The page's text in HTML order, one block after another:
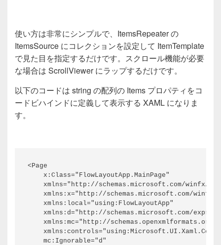
使い方は非常にシンプルで、ItemsRepeater の
ItemsSource にコレクションを設定して ItemTemplate
で見た目を指定するだけです。スクロール機能が必要
な場合は ScrollViewer にラップするだけです。
以下のコードは string の配列の Items プロパティをコ
ードビハインドに定義して表示する XAML になりま
す。
<Page
    x:Class="FlowLayoutApp.MainPage"
xmlns="http://schemas.microsoft.com/winfx/
xmlns:x="http://schemas.microsoft.com/winfx/
    xmlns:local="using:FlowLayoutApp"
xmlns:d="http://schemas.microsoft.com/
xmlns:mc="http://schemas.openxmlformats.org/
    mc:Ignorable="d"